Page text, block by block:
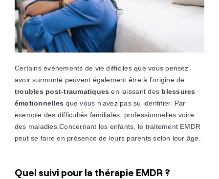
Certains évènements de vie difficiles que vous pensez
avoir surmonté peuvent également être à l’origine de
troubles post-traumatiques en laissant des blessures
émotionnelles que vous n’avez pas su identifier. Par
exemple des difficultés familiales, professionnelles voire
des maladies.Concernant les enfants, le traitement EMDR
peut se faire en présence de leurs parents selon leur âge.
Quel suivi pour la thérapie EMDR ?